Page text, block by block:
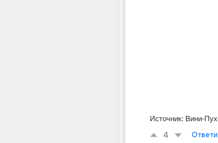
Источник: Вини-
4